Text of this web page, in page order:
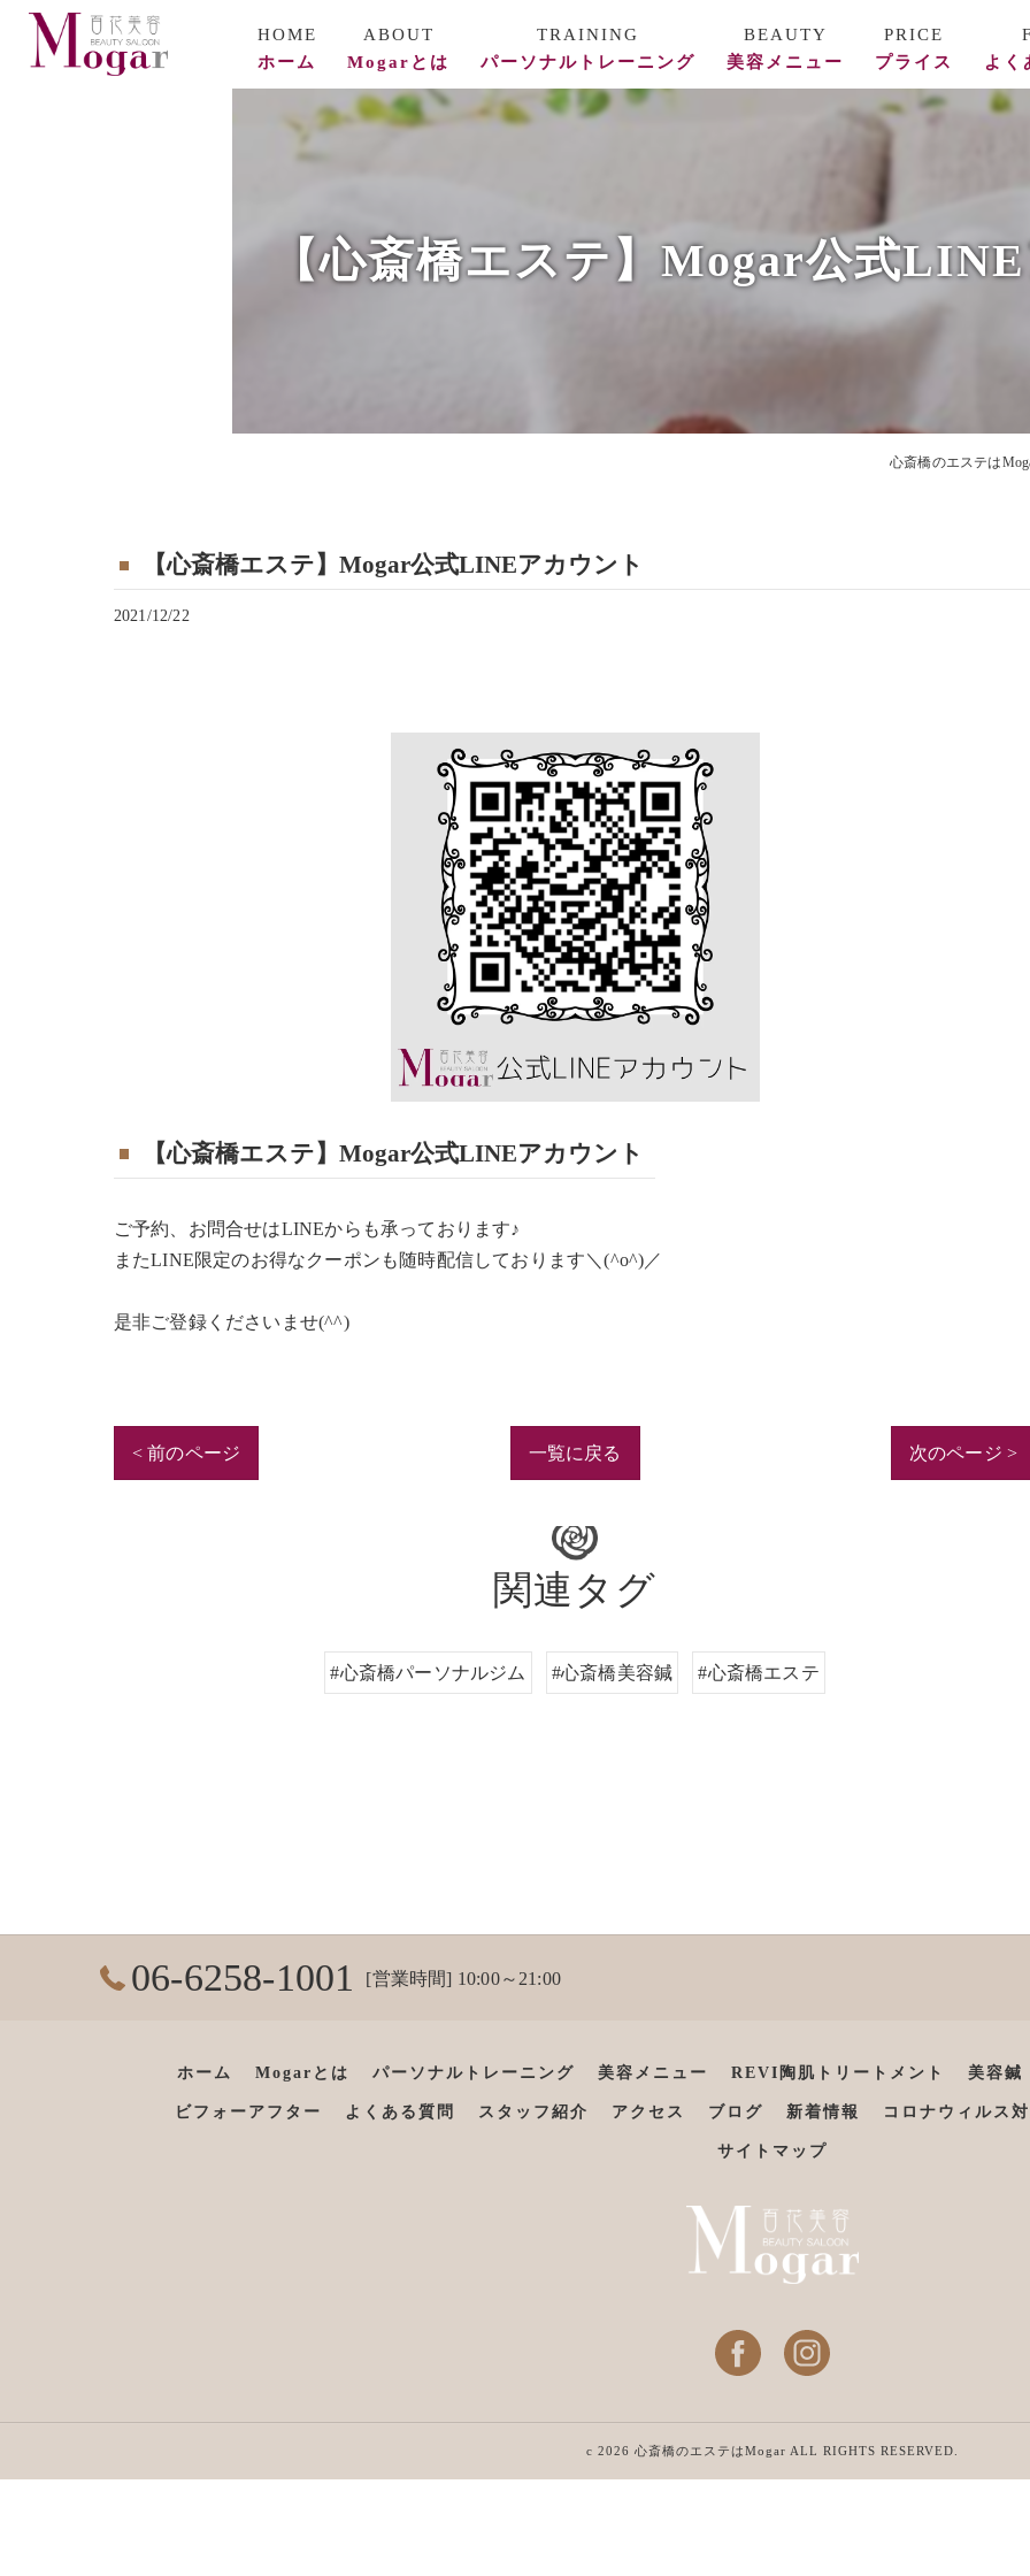
ホーム Mogarとは パーソナルトレーニング 美容メニュー
頭蓋骨矯正・整体
プライス よく
【心斎橋エステ】Mogar公式
心斎橋のエステは
【心斎橋エステ】Mogar公式LINEアカウント
2021/12/22
【心斎橋エステ】Mogar公式LINEアカウント
ご予約、お問合せはLINEからも承っております♪
またLINE限定のお得なクーポンも随時配信しております＼(^o^)／
是非ご登録くださいませ(^^)
< 前のページ 一覧に戻る 次のページ >
関連タグ
#心斎橋パーソナルジム #心斎橋美容鍼 #心斎橋エステ
06-6258-1001 [営業時間] 10:00～21:00
ホーム Mogarとは パーソナルトレーニング 美容メニュー REVI陶肌トリートメント 美容鍼
ビフォーアフター よくある質問 スタッフ紹介 アクセス ブログ 新着情報 コロナウィルス
サイトマップ
c 2026 心斎橋のエステはMogar ALL RIGHTS RESERVED.